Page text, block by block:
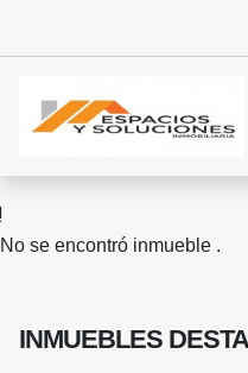
No se encontró inmueble .
INMUEBLES